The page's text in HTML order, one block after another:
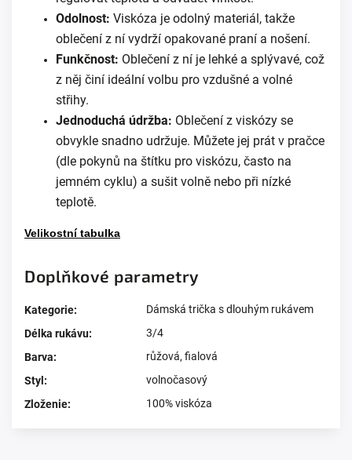
Odolnost: Viskóza je odolný materiál, takže
oblečení z ní vydrží opakované praní a nošení.
Funkčnost: Oblečení z ní je lehké a splývavé, což
z něj činí ideální volbu pro vzdušné a volné
střihy.
Jednoduchá údržba: Oblečení z viskózy se
obvykle snadno udržuje. Můžete jej prát v pračce
(dle pokynů na štítku pro viskózu, často na
jemném cyklu) a sušit volně nebo při nízké
teplotě.
Velikostní tabulka
Doplňkové parametry
Kategorie:
Dámská trička s dlouhým rukávem
Délka rukávu:
3/4
Barva: růžová, fialová
Styl :
volnočasový
Zloženie: 100% viskóza